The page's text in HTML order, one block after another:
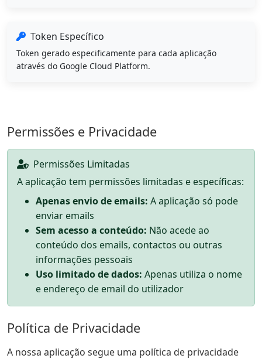
Token Específico
Token gerado especificamente para cada aplicação
através do Google Cloud Platform.
Permissões e Privacidade
Permissões Limitadas
A aplicação tem permissões limitadas e específicas:
Apenas envio de emails: A aplicação só pode
enviar emails
Sem acesso a conteúdo: Não acede ao
conteúdo dos emails, contactos ou outras
informações pessoais
Uso limitado de dados: Apenas utiliza o nome
e endereço de email do utilizador
Política de Privacidade
A nossa aplicação segue uma política de privacidade